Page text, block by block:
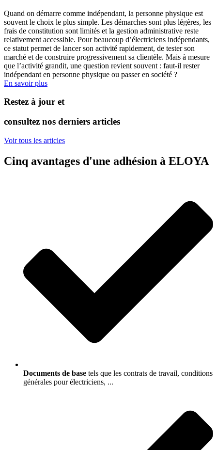
Quand on démarre comme indépendant, la personne physique est
souvent le choix le plus simple. Les démarches sont plus légères, les
frais de constitution sont limités et la gestion administrative reste
relativement accessible. Pour beaucoup d’électriciens indépendants,
ce statut permet de lancer son activité rapidement, de tester son
marché et de construire progressivement sa clientèle. Mais à mesure
que l’activité grandit, une question revient souvent : faut-il rester
indépendant en personne physique ou passer en société ?
En savoir plus
Restez à jour et
consultez nos derniers articles
Voir tous les articles
Cinq avantages d'une adhésion à ELOYA
Documents de base tels que les contrats de travail, conditions
générales pour électriciens, ...